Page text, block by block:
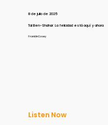
8 de julio de 2025
Tal Ben-Shahar: La felicidad está aquí y ahora
FranklinCovey
Listen Now